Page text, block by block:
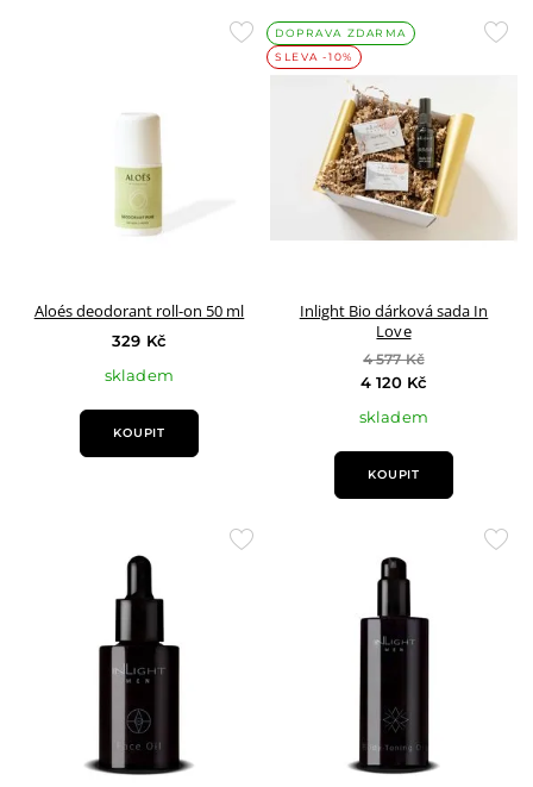
Přidat
oblíbených
Aloés deodorant roll-on 50 ml
329 Kč
skladem
KOUPIT
DOPRAVA ZDARMA
SLEVA -10%
Inlight Bio dárková sada In
Love
4 577 Kč
4 120 Kč
skladem
KOUPIT
Přidat